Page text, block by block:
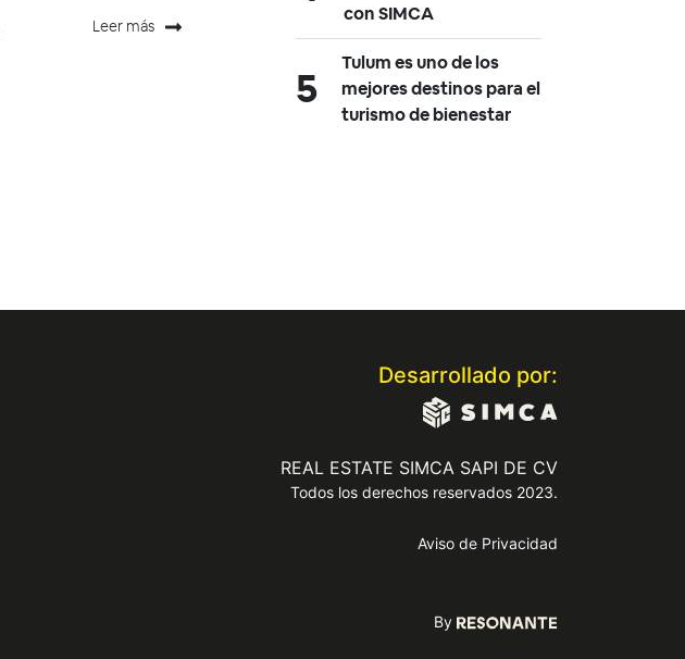
Leer más
con SIMCA
Tulum es uno de los
mejores destinos para el
turismo de bienestar
Desarrollado por:
REAL ESTATE SIMCA SAPI DE CV
Todos los derechos reservados 2023.
Aviso de Privacidad
By